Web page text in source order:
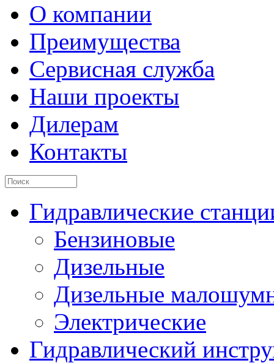
О компании
Преимущества
Сервисная служба
Наши проекты
Дилерам
Контакты
Гидравлические
Бензиновые
Дизельные
Дизельные
Электрические
Гидравлический